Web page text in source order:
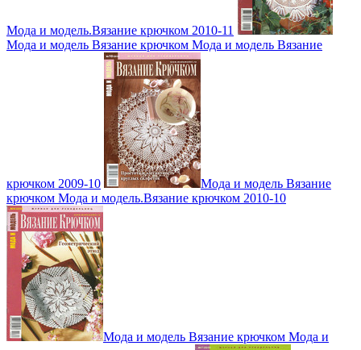
Мода и модель.Вязание крючком 2010-11
Мода и модель Вязание крючком Мода и модель Вязание
крючком 2009-10
Мода и модель Вязание
крючком Мода и модель.Вязание крючком 2010-10
Мода и модель Вязание крючком Мода и